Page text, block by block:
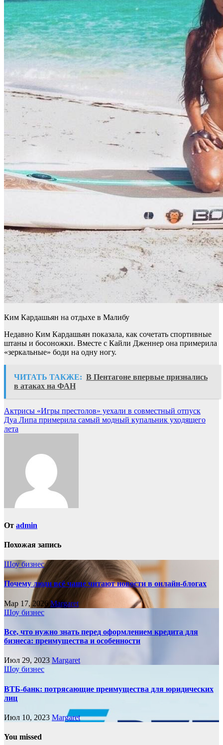
Ким Кардашьян на отдыхе в Малибу
Недавно Ким Кардашьян показала, как сочетать спортивные
штаны и босоножки. Вместе с Кайли Дженнер она примерила
«зеркальные» боди на одну ногу.
ЧИТАТЬ ТАКЖЕ: В Пентагоне впервые признались
в атаках на ФАН
Навигация
по
Актрисы «Игры престолов» уехали в совместный отпуск
Дуа Липа примерила самый модный купальник уходящего
лета
От admin
Похожая запись
Шоу бизнес
Почему люди всё чаще читают новости в онлайн-блогах
Мар 17, 2026Margaret
Шоу бизнес
Все, что нужно знать перед оформлением кредита для
бизнеса: преимущества и особенности
Июл 29, 2023 Margaret
Шоу бизнес
ВТБ-банк: потрясающие преимущества для юридических
лиц
Июл 10, 2023 Margaret
You missed